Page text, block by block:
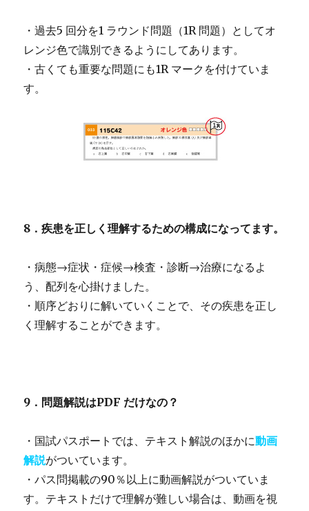
・過去5 回分を1 ラウンド問題（1R 問題）としてオ
レンジ色で識別できるようにしてあります。
・古くても重要な問題にも1R マークを付けていま
す。
8．疾患を正しく理解するための構成になってます。
・病態→症状・症候→検査・診断→治療になるよ
う、配列を心掛けました。
・順序どおりに解いていくことで、その疾患を正し
く理解することができます。
9．問題解説はPDF だけなの？
・国試パスポートでは、テキスト解説のほかに動画
解説がついています。
・パス問掲載の90％以上に動画解説がついていま
す。テキストだけで理解が難しい場合は、動画を視